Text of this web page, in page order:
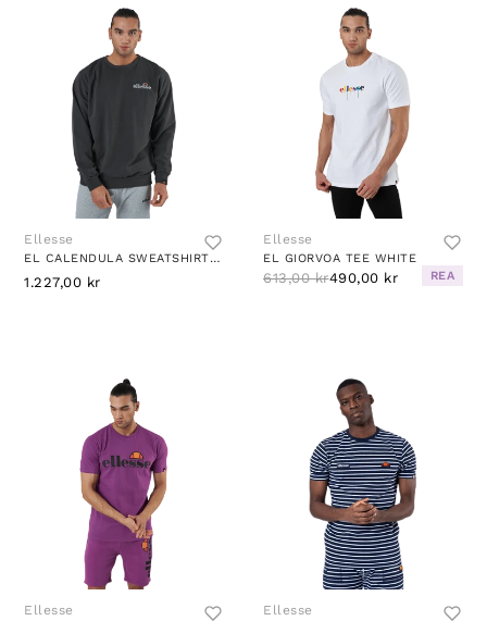
Ellesse
EL CALENDULA SWEATSHIRT BLACK
1.227,00 kr
Ellesse
EL GIORVOA TEE WHITE
613,00 kr490,00 kr REA
Ellesse Ellesse